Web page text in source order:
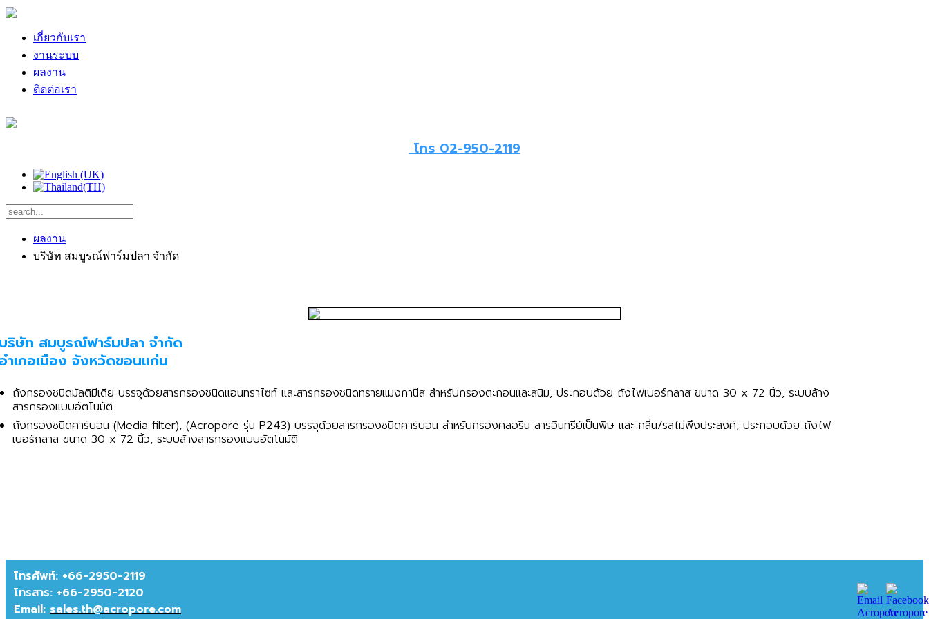
เกี่ยวกับเรา
งานระบบ
ผลงาน
ติดต่อเรา
โทร 02-950-2119
ผลงาน
บริษัท สมบูรณ์ฟาร์มปลา จำกัด
ริษัท สมบูรณ์ฟาร์มปลา จำกัด
ำเภอเมือง จังหวัดขอนแก่น
ถังกรองชนิดมัลติมีเดีย บรรจุด้วยสารกรองชนิดแอนทราไซท์ และสารกรองชนิดทรายแมงกานีส สำหรับกรองตะกอนและสนิม, ประกอบด้วย ถังไฟเบอร์กลาส ขนาด 30 x 72 นิ้ว, ระบบล้าง
สารกรองแบบอัตโนมัติ
ถังกรองชนิดคาร์บอน (Media filter), (Acropore รุ่น P243) บรรจุด้วยสารกรองชนิดคาร์บอน สำหรับกรองคลอรีน สารอินทรีย์เป็นพิษ และ กลิ่น/รสไม่พึงประสงค์, ประกอบด้วย ถังไฟ
เบอร์กลาส ขนาด 30 x 72 นิ้ว, ระบบล้างสารกรองแบบอัตโนมัติ
โทรศัพท์: +66-2950-2119
โทรสาร: +66-2950-2120
Email: sales.th@acropore.com